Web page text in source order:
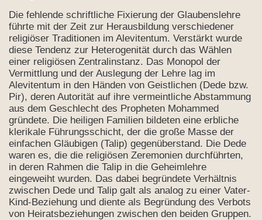
Die fehlende schriftliche Fixierung der Glaubenslehre
führte mit der Zeit zur Herausbildung verschiedener
religiöser Traditionen im Alevitentum. Verstärkt wurde
diese Tendenz zur Heterogenität durch das Wählen
einer religiösen Zentralinstanz. Das Monopol der
Vermittlung und der Auslegung der Lehre lag im
Alevitentum in den Händen von Geistlichen (Dede bzw.
Pir), deren Autorität auf ihre vermeintliche Abstammung
aus dem Geschlecht des Propheten Mohammed
gründete. Die heiligen Familien bildeten eine erbliche
klerikale Führungsschicht, der die große Masse der
einfachen Gläubigen (Talip) gegenüberstand. Die Dede
waren es, die die religiösen Zeremonien durchführten,
in deren Rahmen die Talip in die Geheimlehre
eingeweiht wurden. Das dabei begründete Verhältnis
zwischen Dede und Talip galt als analog zu einer Vater-
Kind-Beziehung und diente als Begründung des Verbots
von Heiratsbeziehungen zwischen den beiden Gruppen.